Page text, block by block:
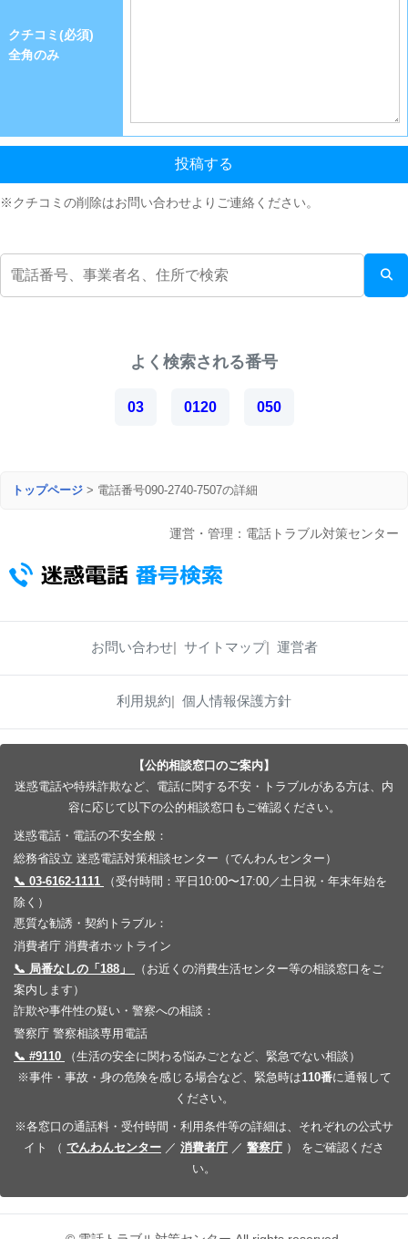
クチコミ(必須)
全角のみ
投稿する
※クチコミの削除はお問い合わせよりご連絡ください。
よく検索される番号
03 0120 050
トップページ > 電話番号090-2740-7507の詳細
運営・管理：電話トラブル対策センター
お問い合わせ サイトマップ 運営者
利用規約 個人情報保護方針
【公的相談窓口のご案内】
迷惑電話や特殊詐欺など、電話に関する不安・トラブルがある方は、内
容に応じて以下の公的相談窓口もご確認ください。
迷惑電話・電話の不安全般：
総務省設立 迷惑電話対策相談センター（でんわんセンター）
📞 03-6162-1111
（受付時間：平日10:00〜17:00／土日祝・年末年始を
除く）
悪質な勧誘・契約トラブル：
消費者庁 消費者ホットライン
📞 局番なしの「188」
（お近くの消費生活センター等の相談窓口をご
案内します）
詐欺や事件性の疑い・警察への相談：
警察庁 警察相談専用電話
📞 #9110
（生活の安全に関わる悩みごとなど、緊急でない相談）
※事件・事故・身の危険を感じる場合など、緊急時は110番に通報して
ください。
※各窓口の通話料・受付時間・利用条件等の詳細は、それぞれの公式サ
イト （ でんわんセンター ／ 消費者庁 ／ 警察庁 ） をご確認くださ
い。